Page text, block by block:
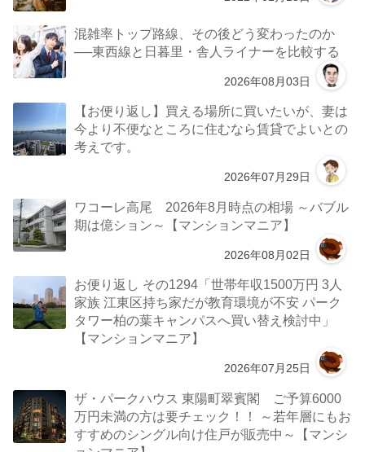
混雑率トップ路線、その後どう変わったのか
──東西線と日暮里・舎人ライナーを比較する
2026年08月03日
【お便り返し】買える場所に買いたいが、妻は
今より不便なところに住むなら賃貸でよいとの
考えです。
2026年07月29日
ワコーレ高尾 2026年8月時点の相場 ～バブル
期は億ション～【マンションマニア】
2026年08月02日
お便り返し その1294「世帯年収1500万円 3人
家族 江東区持ち家だが教育環境が不安 パーク
タワー柏の葉キャンパスへ買い替え検討中」
【マンションマニア】
2026年07月25日
ザ・パークハウス 東陽町翠賓閣 ご予算6000
万円未満の方は要チェック！！ ～若年層にもお
すすめのシングル向け住戸が販売中～【マンシ